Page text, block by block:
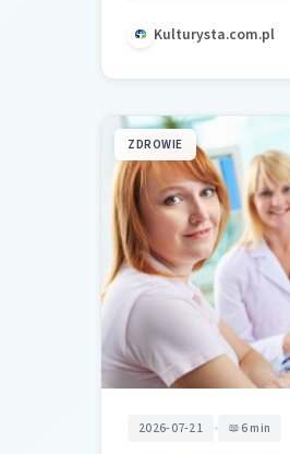
Kulturysta.com.pl
ZDROWIE
2026-07-21 • 6 min